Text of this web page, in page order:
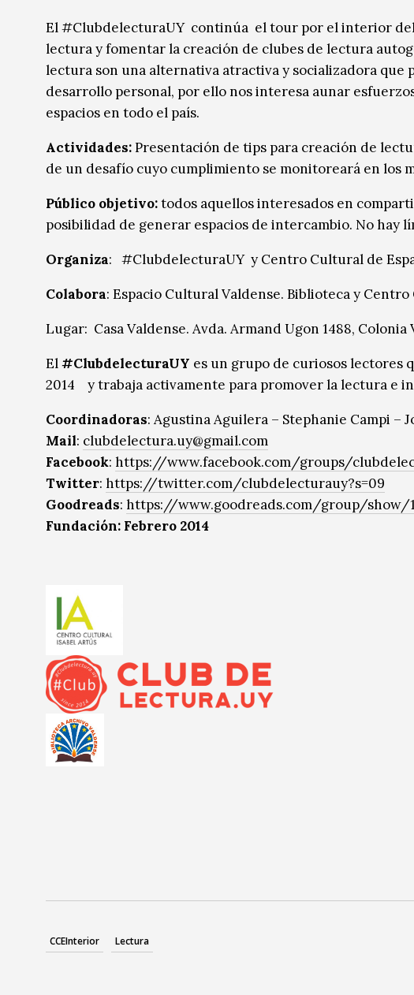
Música Música
Sin categoríaSin categoría
El #ClubdelecturaUY continúa el tour por el interior
lectura y fomentar la creación de clubes de lectura
lectura son una alternativa atractiva y socializadora
desarrollo personal, por ello nos interesa aunar
espacios en todo el país.
Actividades:Presentación de tips para creación de
de un desafío cuyo cumplimiento se monitoreará en los
Público objetivo:todos aquellos interesados en
posibilidad de generar espacios de intercambio. No hay
Organiza: #ClubdelecturaUY y Centro Cultural de
Colabora: Espacio Cultural Valdense. Biblioteca y
Lugar: Casa Valdense. Avda. Armand Ugon 1488, Colonia
El#ClubdelecturaUY es un grupo de curiosos lectores
2014 y trabaja activamente para promover la lectura e
Coordinadoras: Agustina Aguilera – Stephanie Campi –
Mail: clubdelectura.uy@gmail.com
Facebook: https://www.facebook.com/groups/
Twitter: https://twitter.com/clubdelecturauy?s=09
Goodreads: https://www.goodreads.com/group/show/
Fundación: Febrero 2014
CCEInterior Lectura